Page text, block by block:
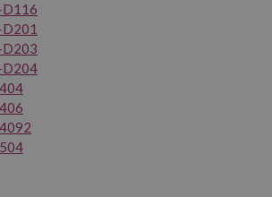
D116
D201
D203
D204